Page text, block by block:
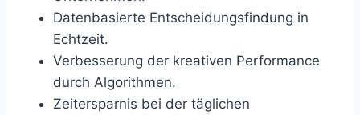
Datenbasierte Entscheidungsfindung in
Echtzeit.
Verbesserung der kreativen Performance
durch Algorithmen.
Zeitersparnis bei der täglichen